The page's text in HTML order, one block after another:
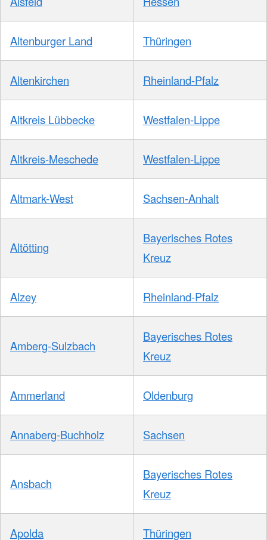
Altenburger Land Thüringen
Altenkirchen Rheinland-Pfalz
Altkreis Lübbecke Westfalen-Lippe
Altkreis-Meschede Westfalen-Lippe
Altmark-West Sachsen-Anhalt
Altötting
Bayerisches Rotes
Kreuz
Alzey Rheinland-Pfalz
Amberg-Sulzbach
Bayerisches Rotes
Kreuz
Ammerland Oldenburg
Annaberg-Buchholz Sachsen
Ansbach
Bayerisches Rotes
Kreuz
Apolda Thüringen